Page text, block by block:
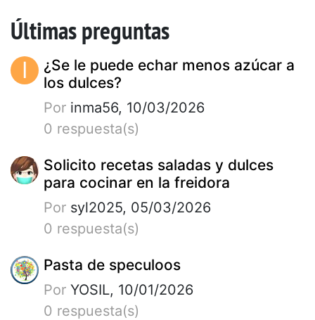
Últimas preguntas
I
¿Se le puede echar menos azúcar a
los dulces?
Por inma56, 10/03/2026
0 respuesta(s)
Solicito recetas saladas y dulces
para cocinar en la freidora
Por syl2025, 05/03/2026
0 respuesta(s)
Pasta de speculoos
Por YOSIL, 10/01/2026
0 respuesta(s)